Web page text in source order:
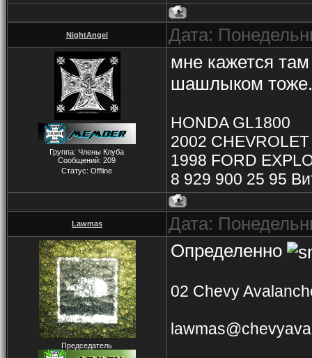
NightAngel Дата:
Группа: Члены Клуба
Сообщений:209
Статус:Offline
мне кажется там
шашлыком тоже.
HONDA GL1800
2002
1998 FORD
8 929 900 25 95
Lawmas Дата:
Председатель
Определенно
02 Chevy